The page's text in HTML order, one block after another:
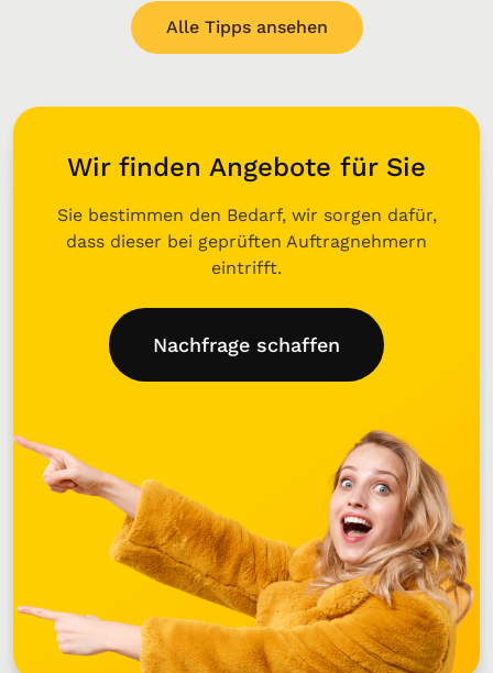
Alle Tipps ansehen
Wir finden Angebote für Sie
Sie bestimmen den Bedarf, wir sorgen dafür,
dass dieser bei geprüften Auftragnehmern
eintrifft.
Nachfrage schaffen